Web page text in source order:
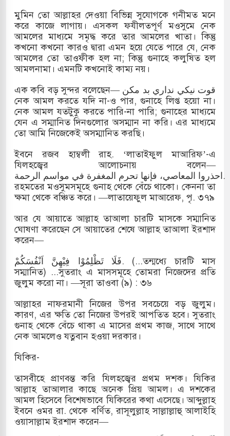
মুমিন তো আল্লাহর দেওয়া বিভিন্ন সুযোগকে গনীমত মনে
করে কাজে লাগায়। এসকল ফযীলতপূর্ণ মওসুমে নেক
আমলের মাধ্যমে সমৃদ্ধ করে তার আমলের খাতা। কিন্তু
কখনো কখনো কারও দ্বারা এমন হয়ে যেতে পারে যে, নেক
আমলের তো তাওফীক হল না; কিন্তু গুনাহে কলুষিত হল
আমলনামা। এমনটি কখনোই কাম্য নয়।
এক কবি বড় সুন্দর বলেছেন— قوت نيکي نداري بد مکن
নেক আমল করতে যদি না-ও পার, গুনাহে লিপ্ত হয়ো না।
নেক আমল যতটুকু করতে পারি-না পারি; গুনাহের মাধ্যমে
যেন এ সম্মানিত দিনগুলোর অসম্মান না করি। এর মাধ্যমে
তো আমি নিজেকেই অসম্মানিত করছি।
ইবনে রজব হাম্বলী রাহ. ‘লাতাইফুল মাআরিফ’-এ
যিলহজ্বের আলোচনায় বলেন—
احذروا المعاصي، فإنها تحرم المغفرة في مواسم الرحمة.
রহমতের মওসুমসমূহে গুনাহ থেকে বেঁচে থাকো। কেননা তা
ক্ষমা থেকে বঞ্চিত করে। —লাতায়েফুল মাআরেফ, পৃ. ৩৭৯
আর যে আয়াতে আল্লাহ তাআলা চারটি মাসকে সম্মানিত
ঘোষণা করেছেন সে আয়াতের শেষে আল্লাহ তাআলা ইরশাদ
করেন—
فَلَا تَظْلِمُوْا فِيْهِنَّ اَنْفُسَكُمْ. (...তন্মধ্যে চারটি মাস
সম্মানিত) ...সুতরাং এ মাসসমূহে তোমরা নিজেদের প্রতি
জুলুম করো না। —সূরা তাওবা (৯) : ৩৬
আল্লাহর নাফরমানী নিজের উপর সবচেয়ে বড় জুলুম।
কারণ, এর ক্ষতি তো নিজের উপরই আপতিত হবে। সুতরাং
গুনাহ থেকে বেঁচে থাকা এ মাসের প্রথম কাজ, সাথে সাথে
নেক আমলেও যত্নবান হওয়া দরকার।
যিকির-
তাসবীহে প্রাণবন্ত করি যিলহজ্বের প্রথম দশক। যিকির
আল্লাহ তাআলার কাছে অনেক প্রিয় আমল। এ দশকের
আমল হিসেবে বিশেষভাবে যিকিরের কথা এসেছে। আব্দুল্লাহ
ইবনে ওমর রা. থেকে বর্ণিত, রাসূলুল্লাহ সাল্লাল্লাহু আলাইহি
ওয়াসাল্লাম ইরশাদ করেন—